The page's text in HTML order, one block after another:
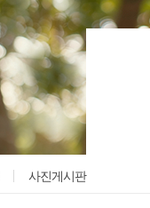
사진게시판